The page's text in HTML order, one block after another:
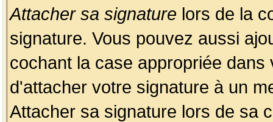
Attacher sa signature lors de la
signature. Vous pouvez aussi
cochant la case appropriée
d'attacher votre signature à un
Attacher sa signature lors de sa